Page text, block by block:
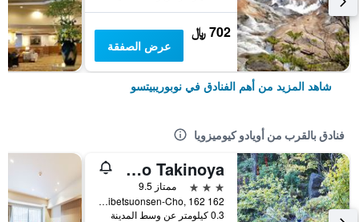
702 ﷼
عرض الصفقة
شاهد المزيد من أهم الفنادق في نوبوريبيتسو
فنادق بالقرب من أويادو كيوميزويا
Noboribetsu Onsenkyo Takinoya
3 نجوم
ممتاز 9.5
162 Noboribetsuonsen-Cho, 162, نوبوريبيتسو, اليابان
0.3 كيلومتر عن وسط المدينة